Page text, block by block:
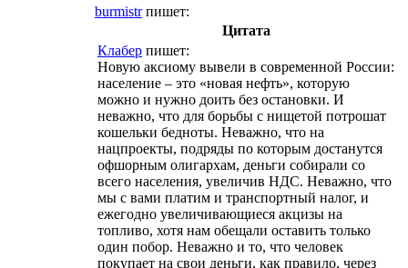
burmistrпишет:
Цитата
Клабер пишет:
Новую аксиому вывели в современной России:
население – это «новая нефть», которую
можно и нужно доить без остановки. И
неважно, что для борьбы с нищетой потрошат
кошельки бедноты. Неважно, что на
нацпроекты, подряды по которым достанутся
офшорным олигархам, деньги собирали со
всего населения, увеличив НДС. Неважно, что
мы с вами платим и транспортный налог, и
ежегодно увеличивающиеся акцизы на
топливо, хотя нам обещали оставить только
один побор. Неважно и то, что человек
покупает на свои деньги, как правило, через